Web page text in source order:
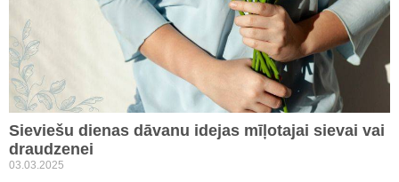
Sieviešu dienas dāvanu idejas mīļotajai sievai vai
draudzenei
03.03.2025